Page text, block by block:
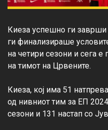
Киеза успешно ги
ги финализираше
на четири сезони и сега
на тимот на Црвените.
Киеза, кој има 51
од нивниот тим за ЕП
сезони и 131 настап со